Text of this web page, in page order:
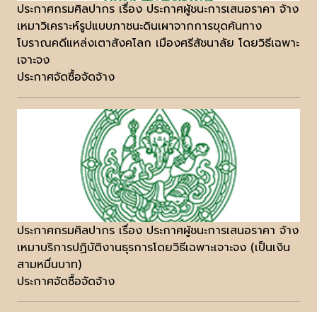
ประกาศกรมศิลปากร เรื่อง ประกาศผู้ชนะการเสนอราคา จ้าง
เหมาวิเคราะห์รูปแบบภาชนะดินเผาจากการขุดค้นทาง
โบราณคดีแหล่งเตาสังคโลก เมืองศรีสัชนาลัย โดยวิธีเฉพาะ
เจาะจง
ประกาศจัดซื้อจัดจ้าง
ประกาศกรมศิลปากร เรื่อง ประกาศผู้ชนะการเสนอราคา จ้าง
เหมาบริการปฏิบัติงานธุรการโดยวิธีเฉพาะเจาะจง (เป็นเงิน
สามหมื่นบาท)
ประกาศจัดซื้อจัดจ้าง